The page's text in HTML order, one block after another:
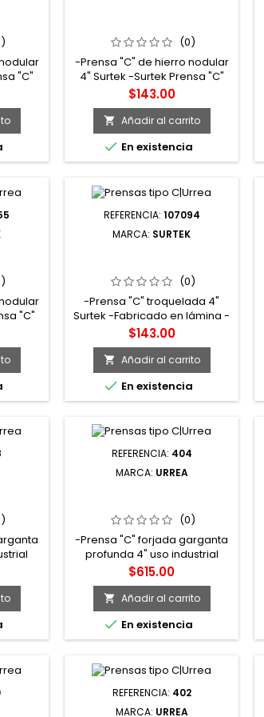
"C"
la
(0)
-Prensa "C" de hierro nodular
4" Surtek -Surtek Prensa "C"
de hierro nodular 4" -Pintura
electrostática para evitar la
corrosión -Marca Surtek
Precio
$143.00
 Añadir al carrito
 En existencia
"C"
la
REFERENCIA: 107094
MARCA: SURTEK
(0)
-Prensa "C" troquelada 4"
Surtek -Fabricado en lámina -
Nervadura en los costados
que le proporciona
resistencia mayor -Marca
Surtek
Precio
$143.00
 Añadir al carrito
 En existencia
de
se
y
en
REFERENCIA: 404
MARCA: URREA
PROFUNDA URREA
(0)
-Prensa "C" forjada garganta
profunda 4" uso industrial
Urrea -Prensas "C" de cuerpo
forjado y garganta profunda,
ideal como elemento de
sujeción en trabajos donde se
requiere inmovilizar piezas y
maniobrar con mayor
Fundamentalmente usada en
talleres e industria pesada.
Precio
$615.00
 Añadir al carrito
 En existencia
REFERENCIA: 402
MARCA: URREA